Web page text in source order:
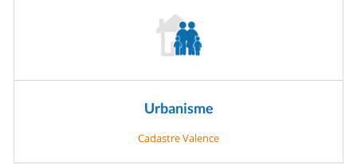
Urbanisme
Cadastre Valence